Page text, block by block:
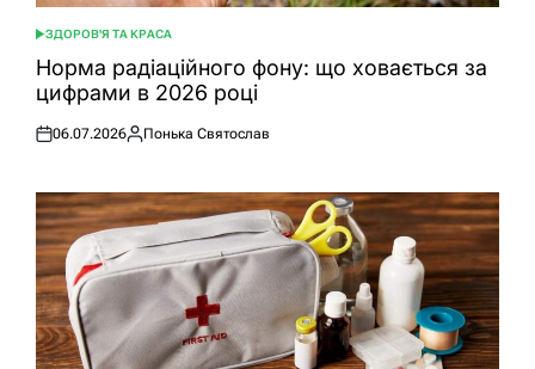
ОПУБЛІКУВАТИ
У
ЗДОРОВ'Я ТА КРАСА
Норма радіаційного фону: що ховається за
цифрами в 2026 році
Оприлюднено
06.07.2026
Опубліковано
Понька Святослав